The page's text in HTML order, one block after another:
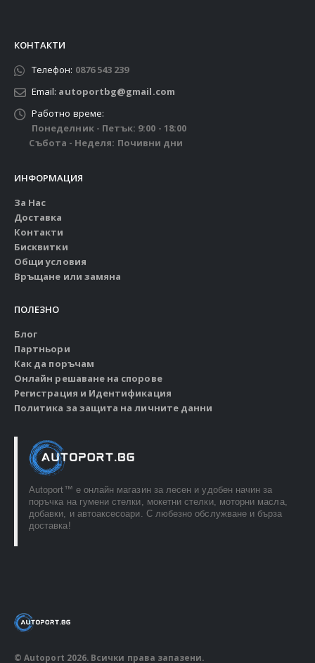
КОНТАКТИ
Телефон: 0876 543 239
Email: autoportbg@gmail.com
Работно време:
Понеделник - Петък: 9:00 - 18:00
Събота - Неделя: Почивни дни
ИНФОРМАЦИЯ
За Нас
Доставка
Контакти
Бисквитки
Общи условия
Връщане или замяна
ПОЛЕЗНО
Блог
Партньори
Как да поръчам
Онлайн решаване на спорове
Регистрация и Идентификация
Политика за защита на личните данни
Autoport™ e онлайн магазин за лесен и удобен начин за
поръчка на гумени стелки, мокетни стелки, моторни масла,
добавки, и автоаксесоари. С любезно обслужване и бърза
доставка!
© Autoport 2026. Всички права запазени.